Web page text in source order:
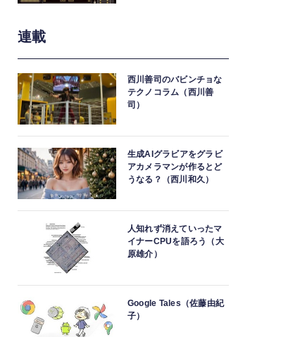
連載
西川善司のバビンチョな
テクノコラム（西川善
司）
生成AIグラビアをグラビ
アカメラマンが作るとど
うなる？（西川和久）
人知れず消えていったマ
イナーCPUを語ろう（大
原雄介）
Google Tales（佐藤由紀
子）